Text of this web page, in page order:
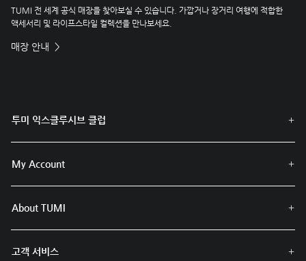
TUMI 전 세계 공식 매장을 찾아보실 수 있습니다. 가깝거나 장거리 여행에 적합한
액세서리 및 라이프스타일 컬렉션을 만나보세요.
매장 안내
투미 익스클루시브 클럽
My Account
About TUMI
고객 서비스